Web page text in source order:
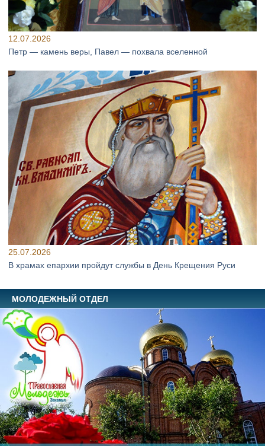
12.07.2026
Петр — камень веры, Павел — похвала вселенной
25.07.2026
В храмах епархии пройдут службы в День Крещения Руси
МОЛОДЕЖНЫЙ ОТДЕЛ